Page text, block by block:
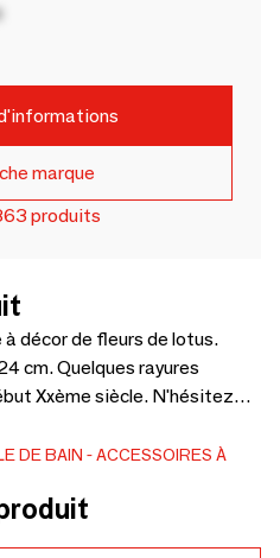
marque
produits
à décor de fleurs de lotus.
cm. Quelques rayures
Xxème siècle. N'hésitez
d'information
DE BAIN
ACCESSOIRES À